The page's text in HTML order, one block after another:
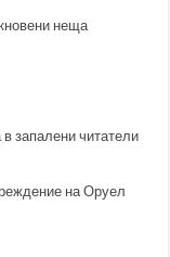
неща
запалени читатели
на Оруел